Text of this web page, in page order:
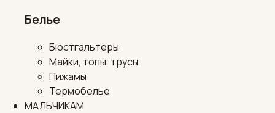
Белье
Бюстгальтеры
Майки, топы, трусы
Пижамы
Термобелье
МАЛЬЧИКАМ